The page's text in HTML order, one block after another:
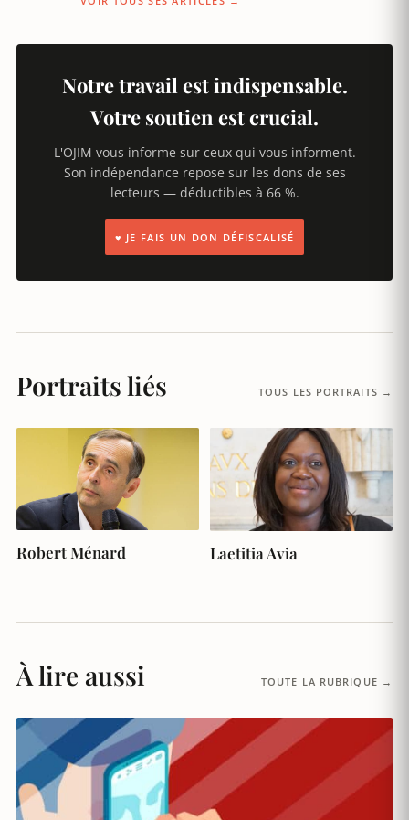
Notre travail est indispensable.
Votre soutien est crucial.
L'OJIM vous informe sur ceux qui vous informent.
Son indépendance repose sur les dons de ses
lecteurs — déductibles à 66 %.
♥ JE FAIS UN DON DÉFISCALISÉ
Portraits liés TOUS LES PORTRAITS →
Robert Ménard Laetitia Avia
À lire aussi TOUTE LA RUBRIQUE →